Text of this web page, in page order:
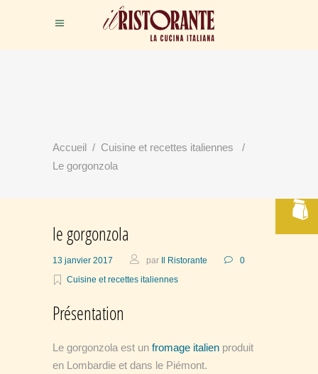
Accueil / Cuisine et recettes italiennes
/
Le gorgonzola
le gorgonzola
13 janvier 2017 par Il Ristorante
0
Cuisine et recettes italiennes
Présentation
Le gorgonzola est un fromage italien produit
en Lombardie et dans le Piémont.
RÉSERVER